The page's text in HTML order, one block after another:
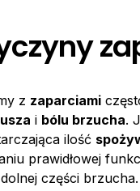
z zaparciami
i bólu brzucha.
ilość
prawidłowej
części brzucha.